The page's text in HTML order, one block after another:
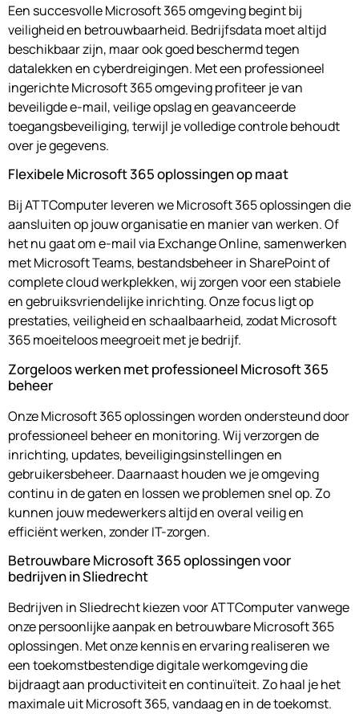
Een succesvolle Microsoft 365 omgeving begint bij
veiligheid en betrouwbaarheid. Bedrijfsdata moet altijd
beschikbaar zijn, maar ook goed beschermd tegen
datalekken en cyberdreigingen. Met een professioneel
ingerichte Microsoft 365 omgeving profiteer je van
beveiligde e-mail, veilige opslag en geavanceerde
toegangsbeveiliging, terwijl je volledige controle behoudt
over je gegevens.
Flexibele Microsoft 365 oplossingen op maat
Bij ATTComputer leveren we Microsoft 365 oplossingen die
aansluiten op jouw organisatie en manier van werken. Of
het nu gaat om e-mail via Exchange Online, samenwerken
met Microsoft Teams, bestandsbeheer in SharePoint of
complete cloud werkplekken, wij zorgen voor een stabiele
en gebruiksvriendelijke inrichting. Onze focus ligt op
prestaties, veiligheid en schaalbaarheid, zodat Microsoft
365 moeiteloos meegroeit met je bedrijf.
Zorgeloos werken met professioneel Microsoft 365
beheer
Onze Microsoft 365 oplossingen worden ondersteund door
professioneel beheer en monitoring. Wij verzorgen de
inrichting, updates, beveiligingsinstellingen en
gebruikersbeheer. Daarnaast houden we je omgeving
continu in de gaten en lossen we problemen snel op. Zo
kunnen jouw medewerkers altijd en overal veilig en
efficiënt werken, zonder IT-zorgen.
Betrouwbare Microsoft 365 oplossingen voor
bedrijven in Sliedrecht
Bedrijven in Sliedrecht kiezen voor ATTComputer vanwege
onze persoonlijke aanpak en betrouwbare Microsoft 365
oplossingen. Met onze kennis en ervaring realiseren we
een toekomstbestendige digitale werkomgeving die
bijdraagt aan productiviteit en continuïteit. Zo haal je het
maximale uit Microsoft 365, vandaag en in de toekomst.